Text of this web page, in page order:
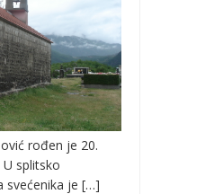
rođen je 20.
U splitsko
svećenika je […]